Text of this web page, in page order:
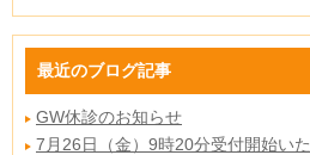
最近のブログ記事
GW休診のお知らせ
7月26日（金）9時20分受付開始い